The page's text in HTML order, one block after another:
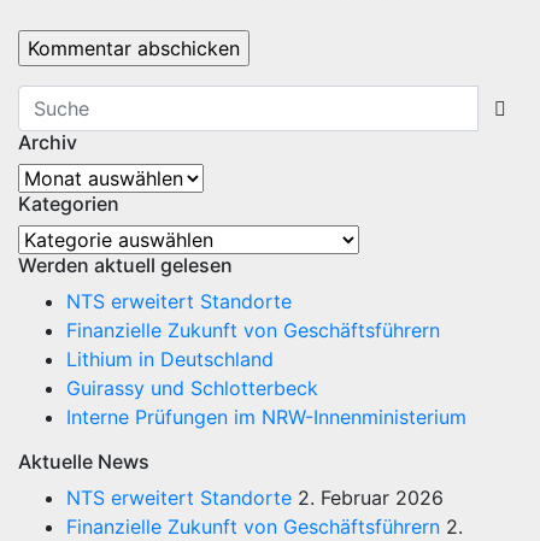
Archiv
Archiv
Kategorien
Kategorien
Werden aktuell gelesen
NTS erweitert Standorte
Finanzielle Zukunft von Geschäftsführern
Lithium in Deutschland
Guirassy und Schlotterbeck
Interne Prüfungen im NRW-Innenministerium
Aktuelle News
NTS erweitert Standorte 2. Februar 2026
Finanzielle Zukunft von Geschäftsführern 2.